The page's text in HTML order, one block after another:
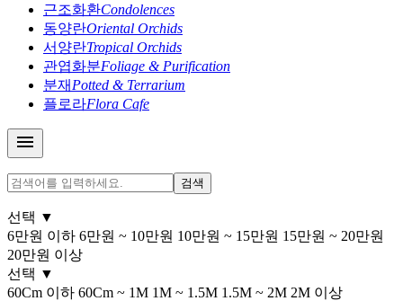
근조화환Condolences
동양란Oriental Orchids
서양란Tropical Orchids
관엽화분Foliage & Purification
분재 Potted & Terrarium
플로라Flora Cafe
menu
검색
선택 ▼
6만원 이하 6만원 ~ 10만원 10만원 ~ 15만원 15만원 ~ 20만원
20만원 이상
선택 ▼
60Cm 이하 60Cm ~ 1M 1M ~ 1.5M 1.5M ~ 2M 2M 이상